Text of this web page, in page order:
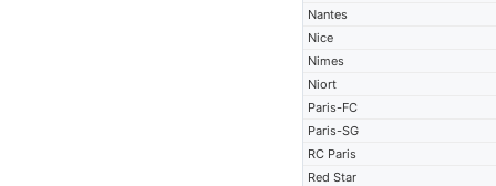
Nantes
Nice
Nimes
Niort
Paris-FC
Paris-SG
RC Paris
Red Star